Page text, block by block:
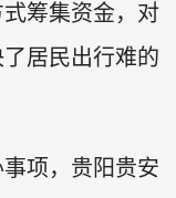
筹集资金，对
居民出行难的
项，贵阳贵安